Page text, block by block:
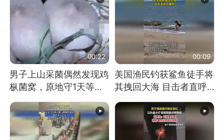
00:22
男子上山采菌偶然发现鸡
枞菌窝，原地守1天等它
00:09
美国渔民钓获鲨鱼徒手将
其拽回大海 目击者直呼
消息）